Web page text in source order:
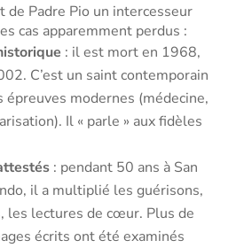
de Padre Pio un intercesseur
cas apparemment perdus :
: il est mort en 1968,
C’est un saint contemporain
épreuves modernes (médecine,
Il « parle » aux fidèles
: pendant 50 ans à San
il a multiplié les guérisons,
les lectures de cœur. Plus de
écrits ont été examinés